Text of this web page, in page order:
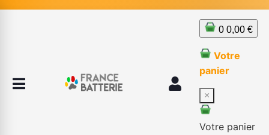
0 0,00 €
Votre
panier
×
Votre panier